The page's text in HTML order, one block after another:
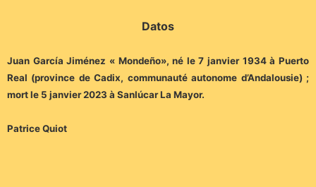
Datos
Juan García Jiménez « Mondeño», né le 7 janvier 1934 à Puerto
Real (province de Cadix, communauté autonome d’Andalousie) ;
mort le 5 janvier 2023 à Sanlúcar La Mayor.
Patrice Quiot